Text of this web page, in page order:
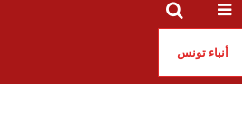
أنباء تونس